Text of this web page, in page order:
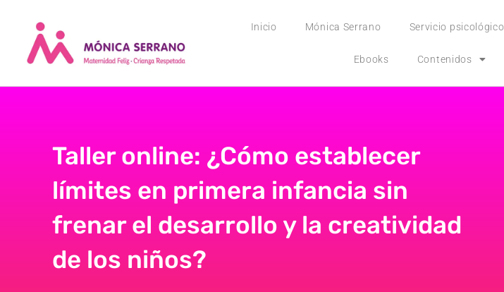
Inicio Mónica Serrano Servicio psicológico
Ebooks Contenidos
Taller online: ¿Cómo establecer
límites en primera infancia sin
frenar el desarrollo y la creatividad
de los niños?